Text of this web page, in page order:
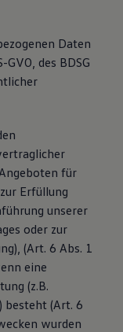
Daten
des BDSG
für
Erfüllung
unserer
oder zur
(Art. 6 Abs. 1
eine
(z.B.
besteht (Art. 6
wurden